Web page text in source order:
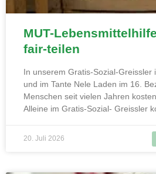
MUT-
fair-teilen
In unserem Gratis-Sozial-Greissler
und im Tante Nele Laden im 16.
Menschen seit vielen Jahren
Alleine im Gratis-Sozial- Greissler
20. Juli 2026